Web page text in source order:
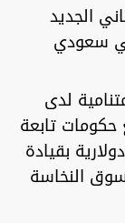
الجديد
سعودي
لدى
حكومات تابعة
بقيادة
النخاسة